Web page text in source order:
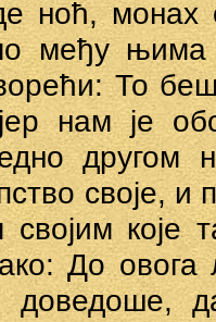
ноћ, монах
међу
То
нам је
другом
своје,
које
До
доведоше,